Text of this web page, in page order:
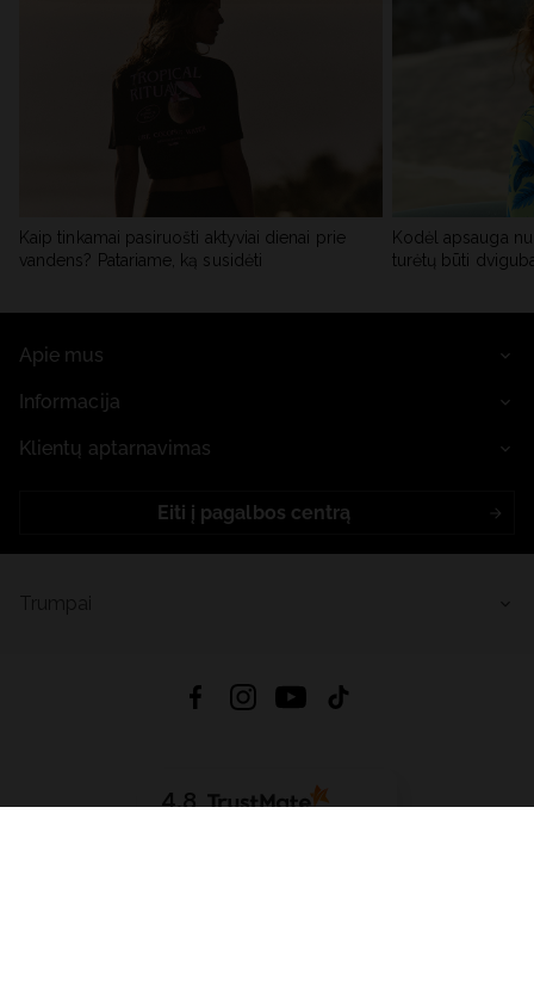
Kaip tinkamai pasiruošti aktyviai dienai prie
vandens? Patariame, ką susidėti
Kodėl apsauga
turėtų būti
Apie mus
Informacija
Klientų aptarnavimas
Eiti į pagalbos centrą
4.8